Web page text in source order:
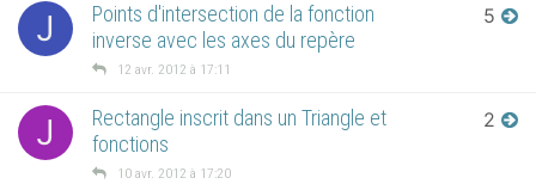
J
Points d'intersection de la fonction
inverse avec les axes du repère
12 avr. 2012 à 17:11
5
J
Rectangle inscrit dans un Triangle et
fonctions
10 avr. 2012 à 17:20
2